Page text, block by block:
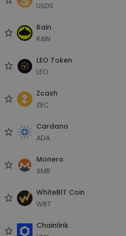
USDS
Rain
RAIN
LEO Token
LEO
Zcash
ZEC
Cardano
ADA
Monero
XMR
WhiteBIT Coin
WBT
Chainlink